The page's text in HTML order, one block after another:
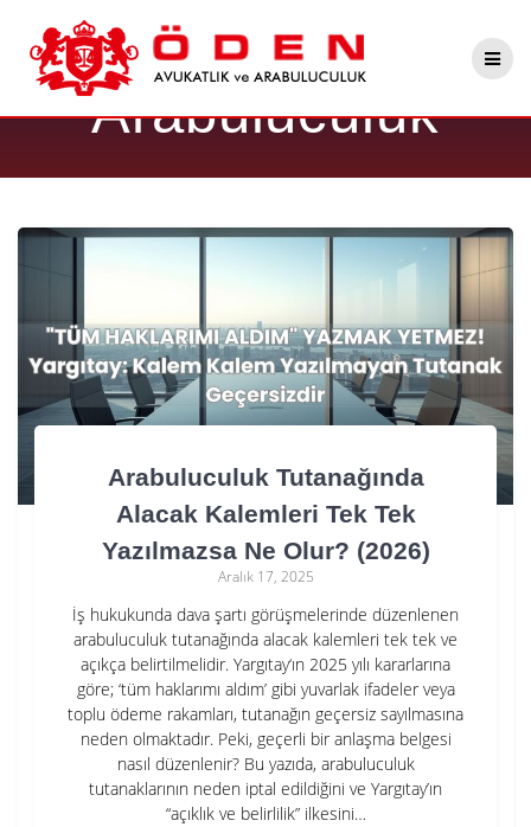
to
content
Kategori:
Arabuluculuk
Arabuluculuk Tutanağında
Alacak Kalemleri Tek Tek
Yazılmazsa Ne Olur? (2026)
Aralık 17, 2025
İş hukukunda dava şartı görüşmelerinde düzenlenen
arabuluculuk tutanağında alacak kalemleri tek tek ve
açıkça belirtilmelidir. Yargıtay‘ın 2025 yılı kararlarına
göre; ‘tüm haklarımı aldım’ gibi yuvarlak ifadeler veya
toplu ödeme rakamları, tutanağın geçersiz sayılmasına
neden olmaktadır. Peki, geçerli bir anlaşma belgesi
nasıl düzenlenir? Bu yazıda, arabuluculuk
tutanaklarının neden iptal edildiğini ve Yargıtay’ın
“açıklık ve belirlilik” ilkesini…